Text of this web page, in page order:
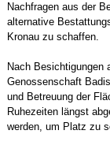
Nachfragen aus der
alternative
Kronau zu schaffen.
Nach Besichtigungen
Genossenschaft
und Betreuung der
Ruhezeiten längst
werden, um Platz zu